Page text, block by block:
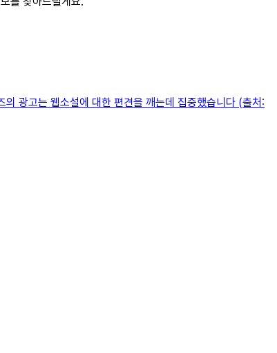
광고는 웹소설에 대한 편견을 깨는데 집중했습니다 (출처: